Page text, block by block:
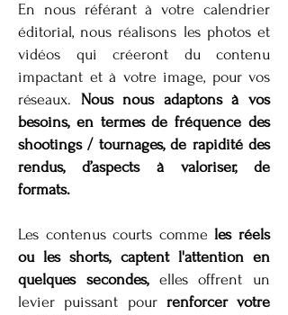
En nous référant à votre calendrier
éditorial, nous réalisons les photos et
vidéos qui créeront du contenu
impactant et à votre image, pour vos
réseaux. Nous nous adaptons à vos
besoins, en termes de fréquence des
shootings / tournages, de rapidité des
rendus, d’aspects à valoriser, de
formats.
Les contenus courts commeles réels
ou les shorts, captent l'attention en
quelques secondes,elles offrent un
levier puissant pour renforcer votre